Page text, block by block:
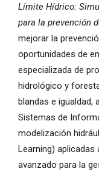
Límite Hídrico:
para la prevención
mejorar la
oportunidades de
especializada de
hidrológico y
blandas e igualdad,
Sistemas de
modelización
Learning) aplicadas
avanzado para la